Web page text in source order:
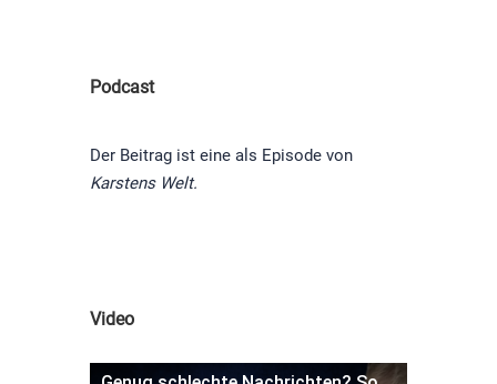
Podcast
Der Beitrag ist eine als Episode von
Karstens Welt.
Video